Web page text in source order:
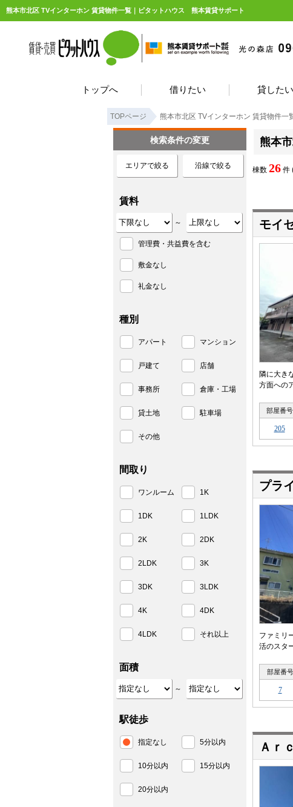
熊本市北区 TVインターホン 賃貸物件一覧｜ピタットハウス 熊本賃貸サポート
トップへ 借りたい 貸したい
TOPページ 熊本市北区 TVインターホン 賃貸物件一
熊本
棟数 26 件
モイ
隣に大き
方面への
部屋番号
205
プラ
ファミリ
活のスタ
部屋番号
7
Ａｒ
検索条件の変更
エリアで絞る 沿線で絞る
賃料
～
管理費・共益費を含む
敷金なし
礼金なし
種別
アパート マンション
戸建て 店舗
事務所 倉庫・工場
貸土地 駐車場
その他
間取り
ワンルーム 1K
1DK 1LDK
2K 2DK
2LDK 3K
3DK 3LDK
4K 4DK
4LDK それ以上
面積
～
駅徒歩
指定なし 5分以内
10分以内 15分以内
20分以内